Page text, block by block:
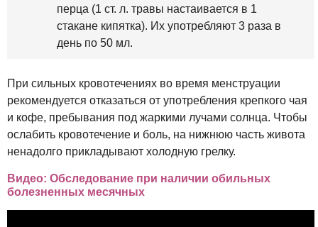
перца (1 ст. л. травы настаивается в 1
стакане кипятка). Их употребляют 3 раза в
день по 50 мл.
При сильных кровотечениях во время менструации
рекомендуется отказаться от употребления крепкого чая
и кофе, пребывания под жаркими лучами солнца. Чтобы
ослабить кровотечение и боль, на нижнюю часть живота
ненадолго прикладывают холодную грелку.
Видео: Обследование при наличии обильных
болезненных месячных